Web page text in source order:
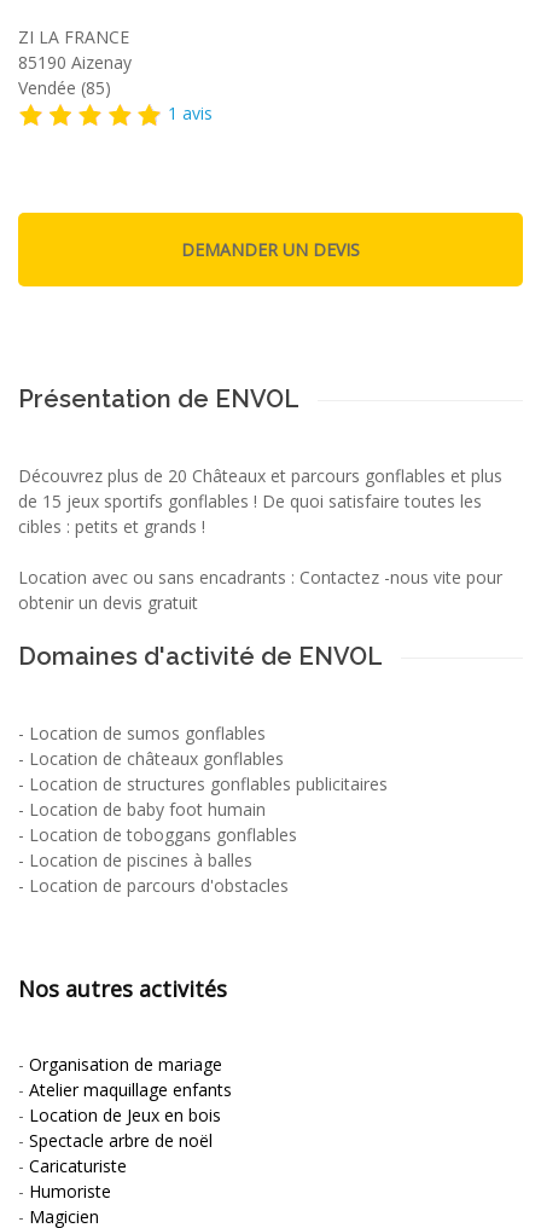
ZI LA FRANCE
85190 Aizenay
Vendée (85)
1 avis
Présentation de ENVOL
Découvrez plus de 20 Châteaux et parcours gonflables et plus
de 15 jeux sportifs gonflables ! De quoi satisfaire toutes les
cibles : petits et grands !
Location avec ou sans encadrants : Contactez -nous vite pour
obtenir un devis gratuit
Domaines d'activité de ENVOL
- Location de sumos gonflables
- Location de châteaux gonflables
- Location de structures gonflables publicitaires
- Location de baby foot humain
- Location de toboggans gonflables
- Location de piscines à balles
- Location de parcours d'obstacles
Nos autres activités
- Organisation de mariage
- Atelier maquillage enfants
- Location de Jeux en bois
- Spectacle arbre de noël
- Caricaturiste
- Humoriste
- Magicien